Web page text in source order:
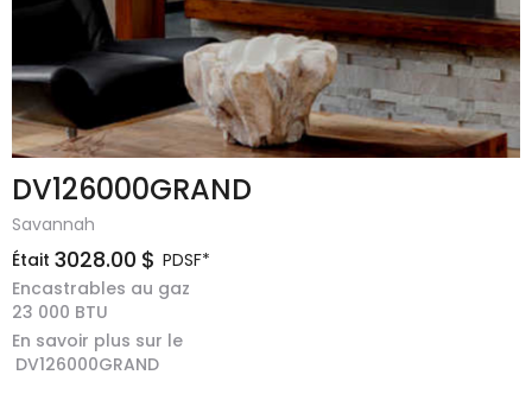
DV126000GRAND
Savannah
Était 3028.00 $ PDSF*
Encastrables au gaz
23 000 BTU
En savoir plus sur le
DV126000GRAND